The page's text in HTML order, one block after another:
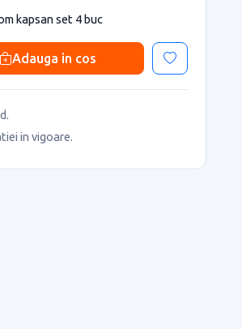
kapsan set 4 buc
Adauga in cos
in vigoare.